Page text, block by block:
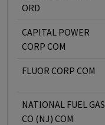
ORD
CAPITAL POWER
CORP COM
FLUOR CORP COM
NATIONAL FUEL GAS
CO (NJ) COM